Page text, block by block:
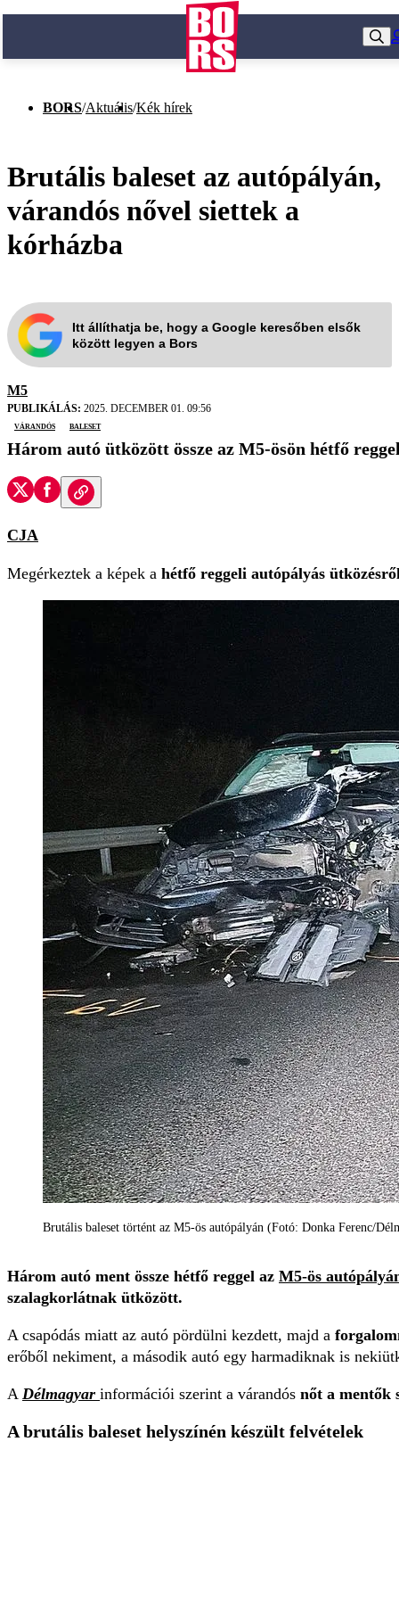
BORS/Aktuális/Kék hírek
Brutális baleset az autópályán,
várandós nővel siettek a
kórházba
Itt állíthatja be, hogy a Google keresőben elsők
között legyen a Bors
M5
PUBLIKÁLÁS: 2025. DECEMBER 01. 09:56
várandós
baleset
Három autó ütközött össze az M5-ösön hétfő
CJA
Megérkeztek a képek a hétfő reggeli autópályás
Brutális baleset történt az M5-ös autópályán (Fotó: Donka Ferenc/
Három autó ment össze hétfő reggel az M5-ös
szalagkorlátnak ütközött.
A csapódás miatt az autó pördülni kezdett, majd a
erőből nekiment, a második autó egy harmadiknak is
A Délmagyar információi szerint a várandós nőt a mentők
A brutális baleset helyszínén készült felvételek